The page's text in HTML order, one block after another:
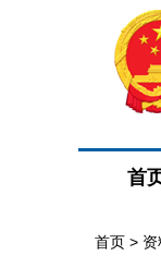
首
首页 >